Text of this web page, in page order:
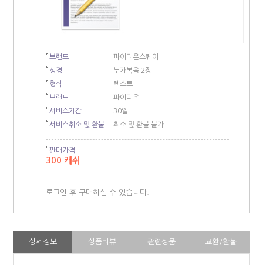
브랜드
파이디온스퀘어
성경
누가복음 2장
형식
텍스트
브랜드
파이디온
서비스기간
30일
서비스취소 및 환불
취소 및 환불 불가
판매가격
300 캐쉬
로그인 후 구매하실 수 있습니다.
상세정보 상품리뷰 관련상품 교환/환불